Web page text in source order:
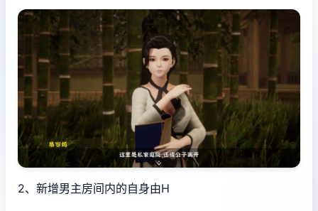
2、新增男主房间内的自身由H